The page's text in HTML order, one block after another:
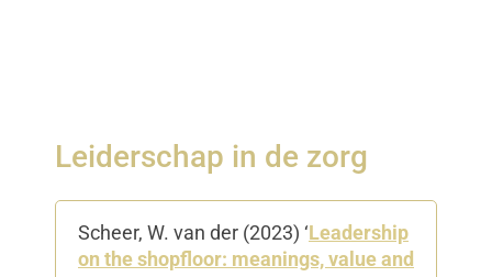
Leiderschap in de zorg
Scheer, W. van der (2023) ‘Leadership
on the shopfloor: meanings, value and